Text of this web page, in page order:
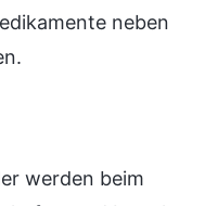
neben
werden beim